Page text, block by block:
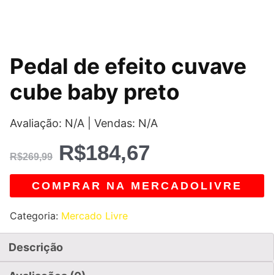
Pedal de efeito cuvave
cube baby preto
Avaliação: N/A | Vendas: N/A
R$269,99
O
preço
original
era:
R$269,99.
R$184,67
O
preço
é:
COMPRAR NA MERCADOLIVRE
Categoria: Mercado Livre
Descrição